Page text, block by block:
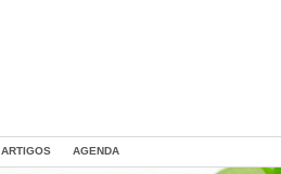
ARTIGOS AGENDA